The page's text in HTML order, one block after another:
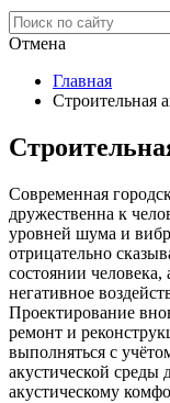
Отмена
Главная
Строительная
Современная
дружественна к
уровней шума и
отрицательно
состоянии
негативное
Проектирование
ремонт и
выполняться с
акустической среды
акустическому